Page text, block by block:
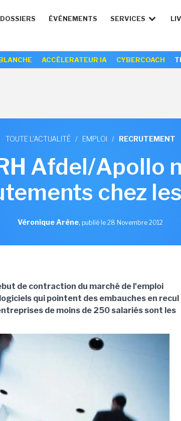
DOSSIERS ÉVÉNEMENTS SERVICES
ACCÉLERATEUR IA CYBERCOACH
TOUTE L'ACTUALITÉ / EMPLOI / RECRUTEMENT
Afdel/Apollo
chez
Véronique Arène, publié le 28 Novembre 2012
de contraction du marché de l'emploi
qui pointent des embauches en recul
de moins de 250 salariés sont les